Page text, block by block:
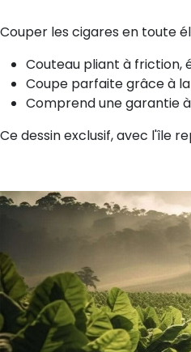
Couper les cigares en toute
Couteau pliant à friction,
Coupe parfaite grâce à
Comprend une garantie
Ce dessin exclusif, avec l'île